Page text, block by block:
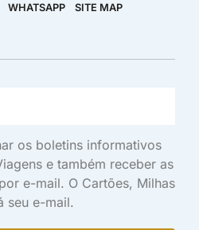
WHATSAPP
SITE MAP
os boletins informativos
e também receber as
e-mail. O Cartões, Milhas
seu e-mail.